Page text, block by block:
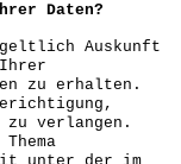
Daten?
Auskunft
Ihrer
zu erhalten.
zu verlangen.